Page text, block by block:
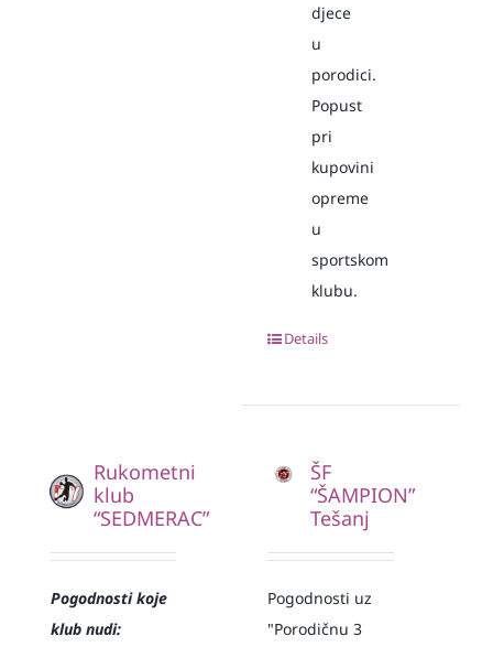
djece
u
porodici.
Popust
pri
kupovini
opreme
u
sportskom
klubu.
Details
Rukometni
klub
“SEDMERAC”
Pogodnosti koje
klub nudi:
ŠF
“ŠAMPION”
Tešanj
Pogodnosti uz
"Porodičnu 3